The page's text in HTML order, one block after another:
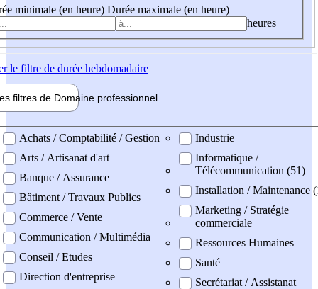
minimale (en heure) Durée maximale (en heure)
heures
le filtre de durée hebdomadaire
filtres de Domaine professionnel
professionel
Achats / Comptabilité / Gestion
Arts / Artisanat d'art
Banque / Assurance
Bâtiment / Travaux Publics
Commerce / Vente
Communication / Multimédia
Conseil / Etudes
Direction d'entreprise
Industrie
Informatique /
Télécommunication (51)
Installation / Maintenance
Marketing / Stratégie
commerciale
Ressources Humaines
Santé
Secrétariat / Assistanat